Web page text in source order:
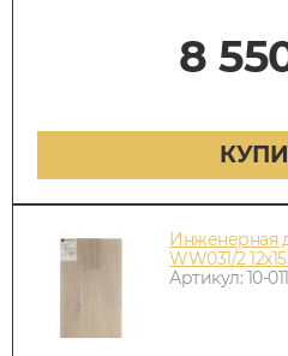
8
Инженерная
WW031/2
Артикул: 10-